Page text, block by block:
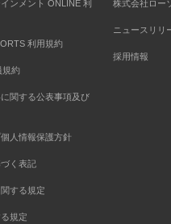
ンメント ONLINE 利
利用規約
規約
関する公表事項及び
人情報保護方針
く表記
する規定
規定
株式会社ロー
ニュースリリ
採用情報